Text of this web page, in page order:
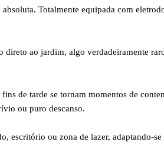
Totalmente equipada com
ao jardim, algo verdadeiramente
de tarde se tornam momentos de
ou puro descanso.
escritório ou zona de lazer, adaptando-